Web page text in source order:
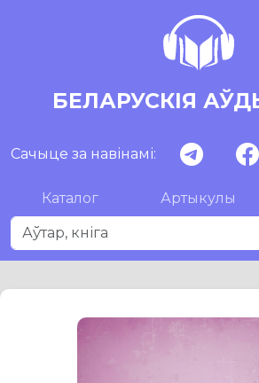
БЕЛАРУСКІЯ
Сачыце за навінамі:
Каталог Артыкулы